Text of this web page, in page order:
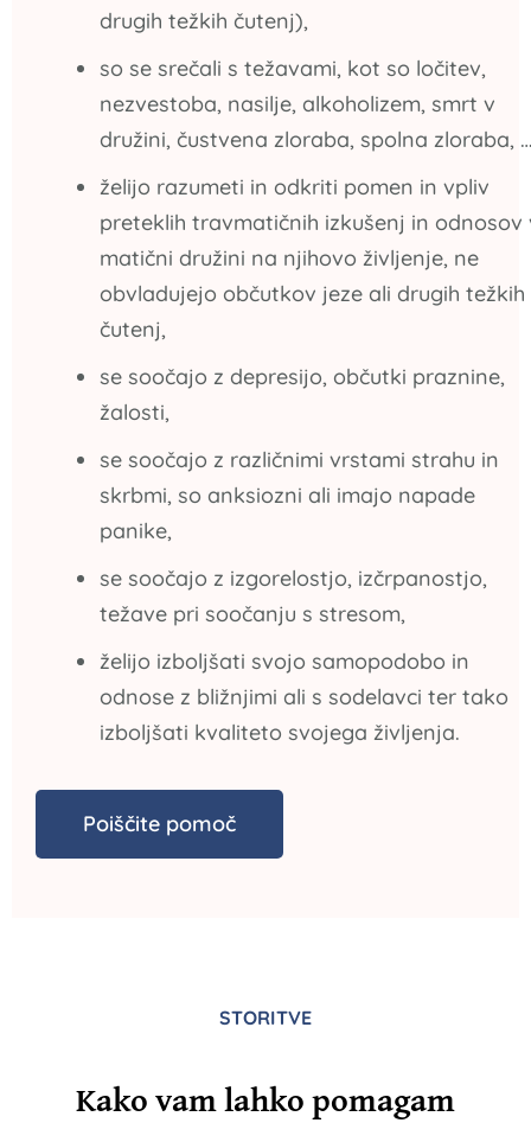
drugih težkih čutenj),
so se srečali s težavami, kot so ločitev,
nezvestoba, nasilje, alkoholizem, smrt v
družini, čustvena zloraba, spolna zloraba, …
želijo razumeti in odkriti pomen in vpliv
preteklih travmatičnih izkušenj in odnosov
matični družini na njihovo življenje, ne
obvladujejo občutkov jeze ali drugih težkih
čutenj,
se soočajo z depresijo, občutki praznine,
žalosti,
se soočajo z različnimi vrstami strahu in
skrbmi, so anksiozni ali imajo napade
panike,
se soočajo z izgorelostjo, izčrpanostjo,
težave pri soočanju s stresom,
želijo izboljšati svojo samopodobo in
odnose z bližnjimi ali s sodelavci ter tako
izboljšati kvaliteto svojega življenja.
Poiščite pomoč
STORITVE
Kako vam lahko pomagam